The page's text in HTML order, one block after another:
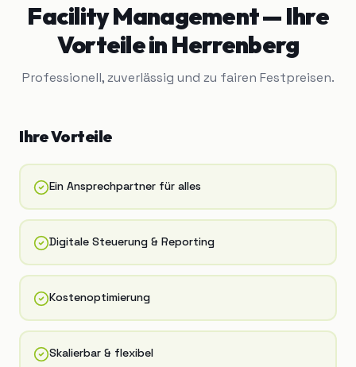
Facility Management— Ihre
Vorteile inHerrenberg
Professionell, zuverlässig und zu fairen Festpreisen.
Ihre Vorteile
Ein Ansprechpartner für alles
Digitale Steuerung & Reporting
Kostenoptimierung
Skalierbar & flexibel